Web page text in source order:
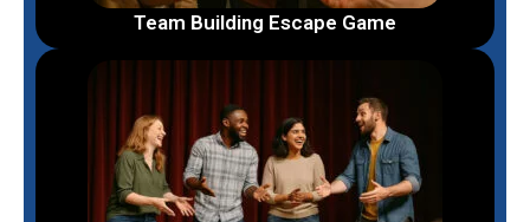
Team Building Escape Game